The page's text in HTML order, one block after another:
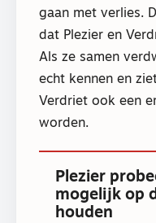
gaan met verlies.
dat Plezier en
Als ze samen
echt kennen en
Verdriet ook een
worden.
Plezier
mogelijk op
houden